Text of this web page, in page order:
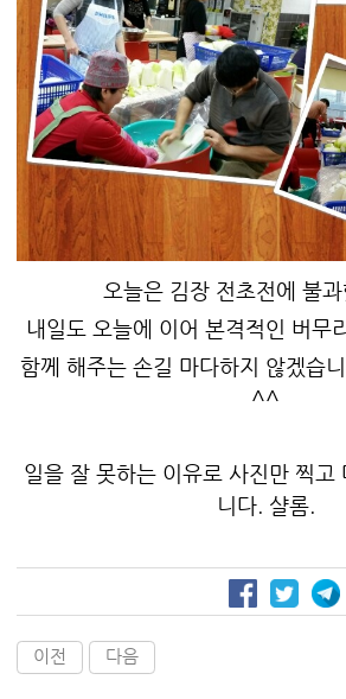
오늘은 김장 전초전에 불
내일도 오늘에 이어 본격적인 버무
함께 해주는 손길 마다하지 않겠습
^^
일을 잘 못하는 이유로 사진만 찍고
니다. 샬롬.
이전 다음